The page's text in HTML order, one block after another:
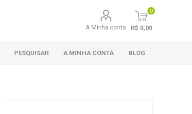
A Minha conta
0
R$ 0,00
PESQUISAR A MINHA CONTA BLOG